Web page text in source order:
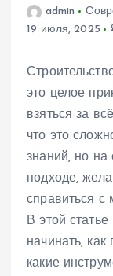
admin
19 июля, 2025
это целое
взяться за
что это
знаний, но
подходе,
справиться с
В этой
начинать,
какие